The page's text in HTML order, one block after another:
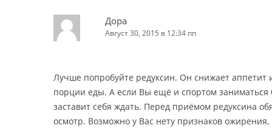
Дора
Август 30, 2015 в 12:34 пп
Лучше попробуйте редуксин. Он снижает аппетит
порции еды. А если Вы ещё и спортом заниматься
заставит себя ждать. Перед приёмом редуксина
осмотр. Возможно у Вас нету признаков